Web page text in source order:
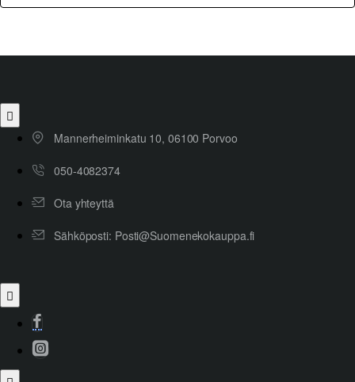
Mannerheiminkatu 10, 06100 Porvoo
050-4082374
Ota yhteyttä
Sähköposti: Posti@Suomenekokauppa.fi